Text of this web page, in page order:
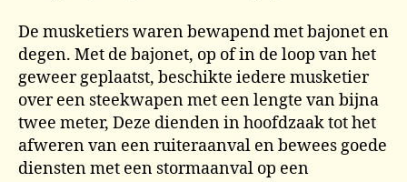
De musketiers waren bewapend met bajonet en
degen. Met de bajonet, op of in de loop van het
geweer geplaatst, beschikte iedere musketier
over een steekwapen met een lengte van bijna
twee meter, Deze dienden in hoofdzaak tot het
afweren van een ruiteraanval en bewees goede
diensten met een stormaanval op een